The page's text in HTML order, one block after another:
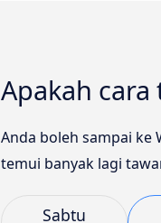
Apakah
Anda boleh sampai ke
temui banyak lagi
Sabtu